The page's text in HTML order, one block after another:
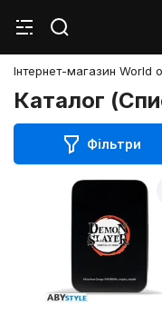
Інтернет-магазин World
Каталог
Фільтри